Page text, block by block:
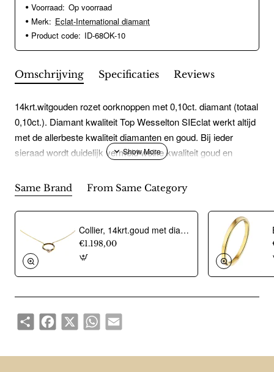
Voorraad: Op voorraad
Merk: Eclat-International diamant
Product code: ID-68OK-10
Omschrijving Specificaties Reviews
14krt.witgouden rozet oorknoppen met 0,10ct. diamant (totaal
0,10ct.). Diamant kwaliteit Top Wesselton SIEclat werkt altijd
met de allerbeste kwaliteit diamanten en goud. Bij ieder
sieraad wordt duidelijk vermeld welke kwaliteit goud en
de caraten, worden altijd duidelijk vermeld. Eclat werkt
uitsluitend met natuurlijke echte diamanten. Bij Eclat worden
geen goedkopere laboratorium diamanten gebruikt.
Same Brand From Same Category
Collier, 14krt.goud met diamant totaal 0,08ct. (lengte: 42-45cm.) - 24455
€1.198,00
ShareFacebook
X WhatsAppEmail